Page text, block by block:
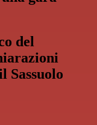
del
Sassuolo